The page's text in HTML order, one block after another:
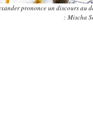
prononce un discours au
: Mischa